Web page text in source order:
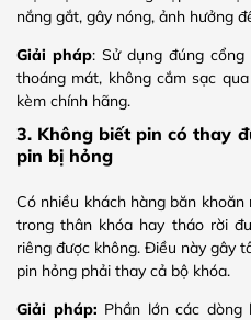
nắng gắt, gây nóng, ảnh hưởng
Giải pháp: Sử dụng đúng cổng
thoáng mát, không cắm sạc
kèm chính hãng.
3. Không biết pin có thay
pin bị hỏng
Có nhiều khách hàng băn
trong thân khóa hay tháo rời
riêng được không. Điều này gây
pin hỏng phải thay cả bộ khóa.
Giải pháp: Phần lớn các dòng